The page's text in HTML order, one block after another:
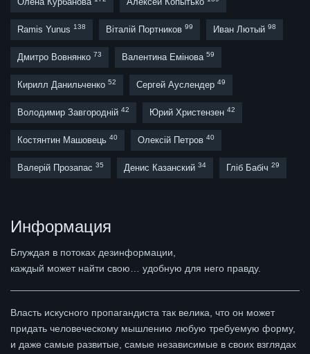
Ramis Yunus 138 Віталій Портников 99 Иван Лютый 98
Дмитро Вовнянко 73 Валентина Емінова 59
Кирилл Данильченко 52 Сергей Ауслендер 49
Володимир Завгородній 42 Юрий Христензен 42
Костянтин Машовець 40 Олексій Петров 40
Валерій Прозапас 35 Денис Казанский 34 Гліб Бабіч 29
Информация
Блуждая в потоках дезинформации,
каждый может найти свою… удобную для него правду.
Власть искусного пропагандиста так велика, что он может
придать человеческому мышлению любую требуемую форму,
и даже самые развитые, самые независимые в своих взглядах